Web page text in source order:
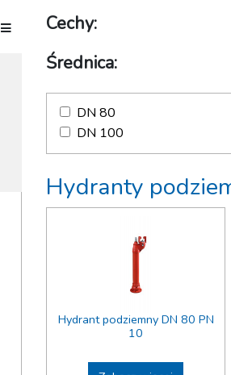
Toggle navigation
Cechy:
Średnica:
DN 80
DN 100
Hydranty
Hydrant podziemny DN 80 PN
10